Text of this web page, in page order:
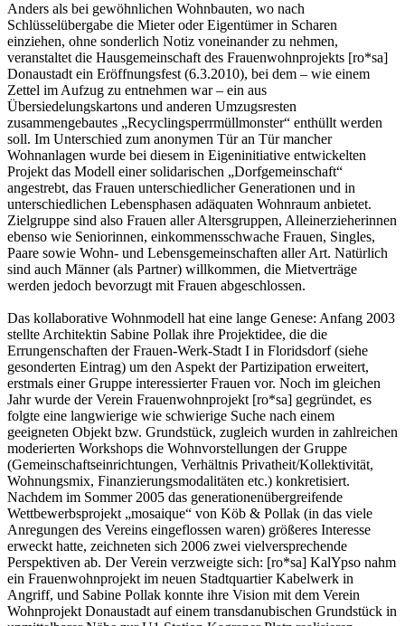
Anders als bei gewöhnlichen Wohnbauten, wo nach
Schlüsselübergabe die Mieter oder Eigentümer in Scharen
einziehen, ohne sonderlich Notiz voneinander zu nehmen,
veranstaltet die Hausgemeinschaft des Frauenwohnprojekts [ro*sa]
Donaustadt ein Eröffnungsfest (6.3.2010), bei dem – wie einem
Zettel im Aufzug zu entnehmen war – ein aus
Übersiedelungskartons und anderen Umzugsresten
zusammengebautes „Recyclingsperrmüllmonster“ enthüllt werden
soll. Im Unterschied zum anonymen Tür an Tür mancher
Wohnanlagen wurde bei diesem in Eigeninitiative entwickelten
Projekt das Modell einer solidarischen „Dorfgemeinschaft“
angestrebt, das Frauen unterschiedlicher Generationen und in
unterschiedlichen Lebensphasen adäquaten Wohnraum anbietet.
Zielgruppe sind also Frauen aller Altersgruppen, Alleinerzieherinnen
ebenso wie Seniorinnen, einkommensschwache Frauen, Singles,
Paare sowie Wohn- und Lebensgemeinschaften aller Art. Natürlich
sind auch Männer (als Partner) willkommen, die Mietverträge
werden jedoch bevorzugt mit Frauen abgeschlossen.
Das kollaborative Wohnmodell hat eine lange Genese: Anfang 2003
stellte Architektin Sabine Pollak ihre Projektidee, die die
Errungenschaften der Frauen-Werk-Stadt I in Floridsdorf (siehe
gesonderten Eintrag) um den Aspekt der Partizipation erweitert,
erstmals einer Gruppe interessierter Frauen vor. Noch im gleichen
Jahr wurde der Verein Frauenwohnprojekt [ro*sa] gegründet, es
folgte eine langwierige wie schwierige Suche nach einem
geeigneten Objekt bzw. Grundstück, zugleich wurden in zahlreichen
moderierten Workshops die Wohnvorstellungen der Gruppe
(Gemeinschaftseinrichtungen, Verhältnis Privatheit/Kollektivität,
Wohnungsmix, Finanzierungsmodalitäten etc.) konkretisiert.
Nachdem im Sommer 2005 das generationenübergreifende
Wettbewerbsprojekt „mosaique“ von Köb & Pollak (in das viele
Anregungen des Vereins eingeflossen waren) größeres Interesse
erweckt hatte, zeichneten sich 2006 zwei vielversprechende
Perspektiven ab. Der Verein verzweigte sich: [ro*sa] KalYpso nahm
ein Frauenwohnprojekt im neuen Stadtquartier Kabelwerk in
Angriff, und Sabine Pollak konnte ihre Vision mit dem Verein
Wohnprojekt Donaustadt auf einem transdanubischen Grundstück in